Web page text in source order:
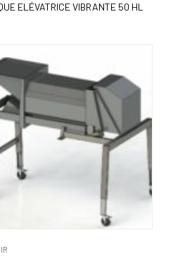
ELÉVATRICE VIBRANTE 50 HL